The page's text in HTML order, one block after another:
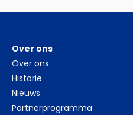
Over ons
Over ons
Historie
Nieuws
Partnerprogramma